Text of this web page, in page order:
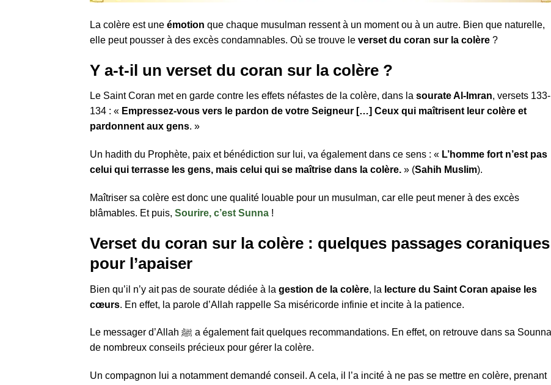
La colère est une émotion que chaque musulman ressent à un moment ou à un autre. Bien que naturelle,
elle peut pousser à des excès condamnables. Où se trouve le verset du coran sur la colère ?
Y a-t-il un verset du coran sur la colère ?
Le Saint Coran met en garde contre les effets néfastes de la colère, dans la sourate Al-Imran, versets 133-
134 : « Empressez-vous vers le pardon de votre Seigneur […] Ceux qui maîtrisent leur colère et
pardonnent aux gens. »
Un hadith du Prophète, paix et bénédiction sur lui, va également dans ce sens : « L’homme fort n’est pas
celui qui terrasse les gens, mais celui qui se maîtrise dans la colère. » (Sahih Muslim).
Maîtriser sa colère est donc une qualité louable pour un musulman, car elle peut mener à des excès
blâmables. Et puis, Sourire, c’est Sunna !
Verset du coran sur la colère : quelques passages coraniques
pour l’apaiser
Bien qu’il n’y ait pas de sourate dédiée à la gestion de la colère, la lecture du Saint Coran apaise les
cœurs. En effet, la parole d’Allah rappelle Sa miséricorde infinie et incite à la patience.
Le messager d’Allah ﷺ a également fait quelques recommandations. En effet, on retrouve dans sa Sounnah
de nombreux conseils précieux pour gérer la colère.
Un compagnon lui a notamment demandé conseil. A cela, il l’a incité à ne pas se mettre en colère, prenant